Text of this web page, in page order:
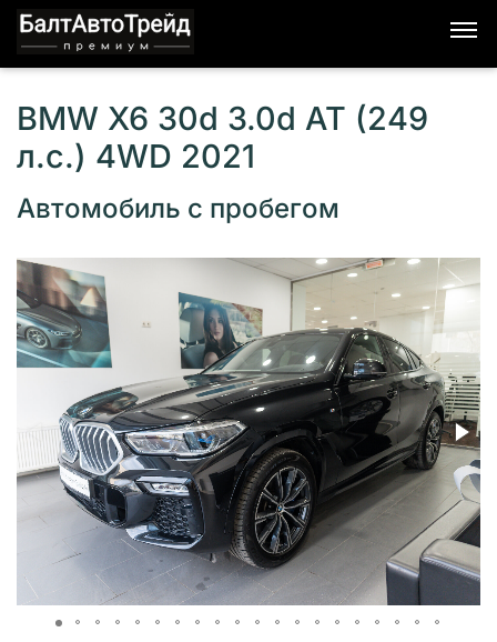
BMW X6 30d 3.0d AT (249
л.с.) 4WD 2021
Автомобиль с пробегом